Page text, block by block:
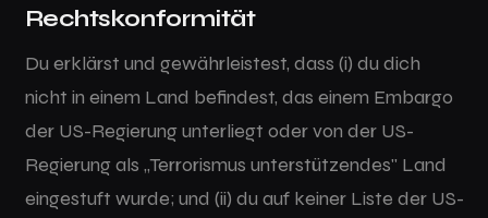
Rechtskonformität
Du erklärst und gewährleistest, dass (i) du dich
nicht in einem Land befindest, das einem Embargo
der US-Regierung unterliegt oder von der US-
Regierung als „Terrorismus unterstützendes" Land
eingestuft wurde; und (ii) du auf keiner Liste der US-